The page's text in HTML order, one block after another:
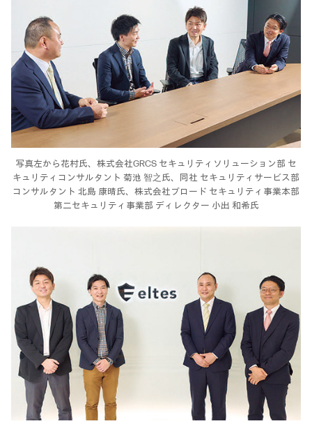
写真左から花村氏、株式会社GRCS セキュリティソリューション部 セ
キュリティコンサルタント 菊池 智之氏、同社 セキュリティサービス部
コンサルタント 北島 康晴氏、株式会社ブロード セキュリティ事業本部
第二セキュリティ事業部 ディレクター 小出 和希氏